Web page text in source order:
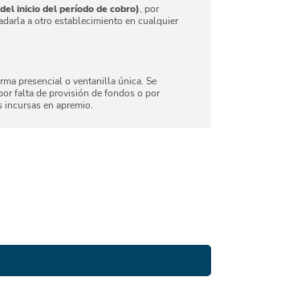
inicio del período de cobro), por
a otro establecimiento en cualquier
presencial o ventanilla única. Se
falta de provisión de fondos o por
en apremio.